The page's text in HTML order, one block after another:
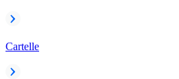
Cartelle